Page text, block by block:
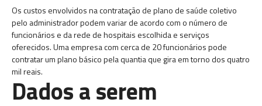
Os custos envolvidos na contratação de plano de saúde coletivo
pelo administrador podem variar de acordo com o número de
funcionários e da rede de hospitais escolhida e serviços
oferecidos. Uma empresa com cerca de 20 funcionários pode
contratar um plano básico pela quantia que gira em torno dos quatro
mil reais.
Dados a serem